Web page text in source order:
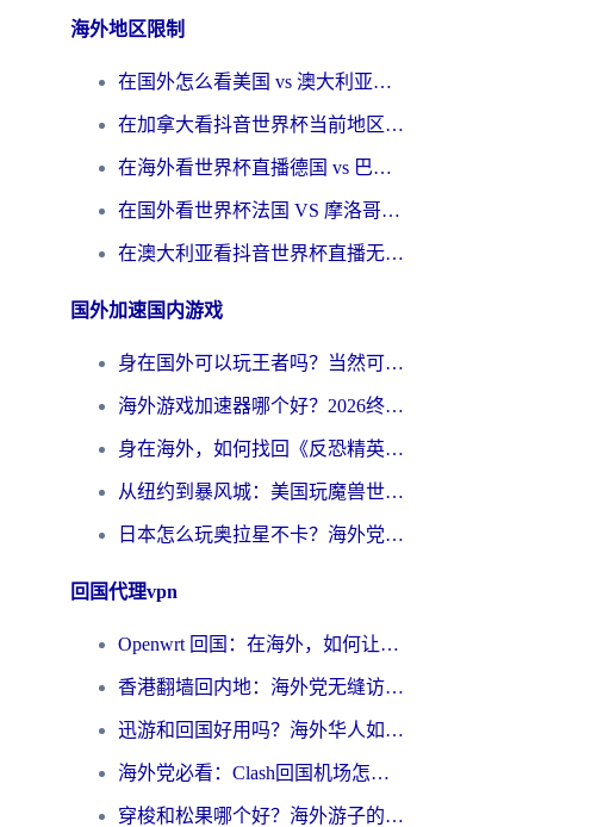
海外地区限制
在国外怎么看美国 vs 澳大利亚世界杯直播？海外党必藏的中文解说观赛指南
在加拿大看抖音世界杯当前地区不可播放？海外党体育观赛终极指南
在海外看世界杯直播德国 vs 巴拉圭当前IP受限制？这篇指南帮你轻松解决地区限制
在国外看世界杯法国 VS 摩洛哥仅限中国大陆？别让地域限制拦下你的欢呼
在澳大利亚看抖音世界杯直播无法播放？海外党体育观赛终极指南来了！
国外加速国内游戏
身在国外可以玩王者吗？当然可以，但你需要这份“加速”指南
海外游戏加速器哪个好？2026终极指南帮你畅玩国服+解决卡顿难题
身在海外，如何找回《反恐精英：全球攻势》国服的丝滑手感？一份给你的终极指南
从纽约到暴风城：美国玩魔兽世界，如何找到你的最佳网络航线
日本怎么玩奥拉星不卡？海外党国服游戏加速器选择全攻略
回国代理vpn
Openwrt 回国：在海外，如何让家的网络触手可及
香港翻墙回内地：海外党无缝访问国内资源的加速器选择全攻略
迅游和回国好用吗？海外华人如何选择靠谱的回国加速器
海外党必看：Clash回国机场怎么选？一篇搞定无缝访问国内资源的全攻略
穿梭和松果哪个好？海外游子的数字归乡路，到底该怎么选